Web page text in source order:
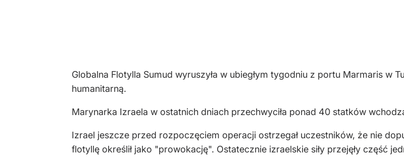
Globalna Flotylla Sumud wyruszyła w ubiegłym tygodniu z portu Marmaris w
humanitarną.
Marynarka Izraela w ostatnich dniach przechwyciła ponad 40 statków
Izrael jeszcze przed rozpoczęciem operacji ostrzegał uczestników, że nie
flotyllę określił jako "prowokację". Ostatecznie izraelskie siły przejęły część